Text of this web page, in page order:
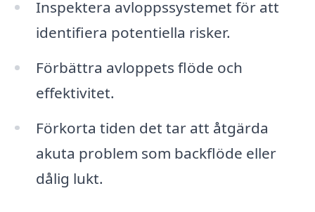
Inspektera avloppssystemet för att
identifiera potentiella risker.
Förbättra avloppets flöde och
effektivitet.
Förkorta tiden det tar att åtgärda
akuta problem som backflöde eller
dålig lukt.